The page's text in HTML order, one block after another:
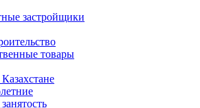
застройщики
товары